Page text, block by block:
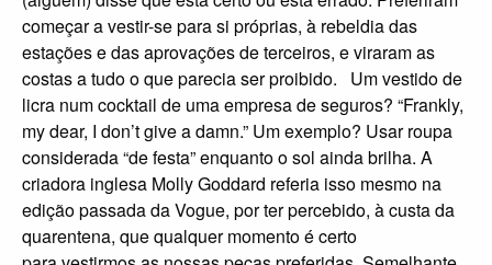
começar a vestir-se para si próprias, à rebeldia das
estações e das aprovações de terceiros, e viraram as
costas a tudo o que parecia ser proibido. Um vestido de
licra num cocktail de uma empresa de seguros? “Frankly,
my dear, I don’t give a damn.” Um exemplo? Usar roupa
considerada “de festa” enquanto o sol ainda brilha. A
criadora inglesa Molly Goddard referia isso mesmo na
edição passada da Vogue, por ter percebido, à custa da
quarentena, que qualquer momento é certo